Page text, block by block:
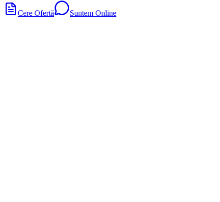
Cere Ofertă Suntem Online